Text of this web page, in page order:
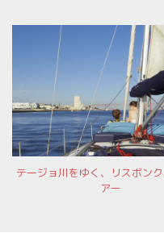
テージョ川をゆく、リスボン
アー